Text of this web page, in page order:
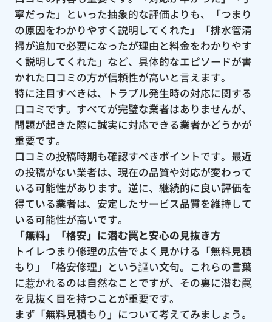
寧だった」といった抽象的な評価よりも、「つまり
の原因をわかりやすく説明してくれた」「排水管清
掃が追加で必要になったが理由と料金をわかりやす
く説明してくれた」など、具体的なエピソードが書
かれた口コミの方が信頼性が高いと言えます。
特に注目すべきは、トラブル発生時の対応に関する
口コミです。すべてが完璧な業者はありませんが、
問題が起きた際に誠実に対応できる業者かどうかが
重要です。
口コミの投稿時期も確認すべきポイントです。最近
の投稿がない業者は、現在の品質や対応が変わって
いる可能性があります。逆に、継続的に良い評価を
得ている業者は、安定したサービス品質を維持して
いる可能性が高いです。
「無料」「格安」に潜む罠と安心の見抜き方
トイレつまり修理の広告でよく見かける「無料見積
もり」「格安修理」という謳い文句。これらの言葉
に惹かれるのは自然なことですが、その裏に潜む罠
を見抜く目を持つことが重要です。
まず「無料見積もり」について考えてみましょう。